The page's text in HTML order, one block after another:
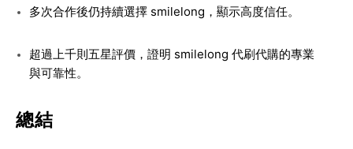
多次合作後仍持續選擇 smilelong，顯示高度信任。
超過上千則五星評價，證明 smilelong 代刷代購的專業
與可靠性。
總結